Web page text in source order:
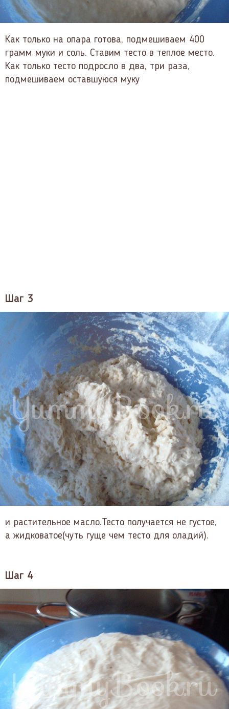
Как только на опара готова, подмешиваем 400
грамм муки и соль. Ставим тесто в теплое место.
Как только тесто подросло в два, три раза,
подмешиваем оставшуюся муку
Шаг 3
и растительное масло.Тесто получается не густое,
а жидковатое(чуть гуще чем тесто для оладий).
Шаг 4